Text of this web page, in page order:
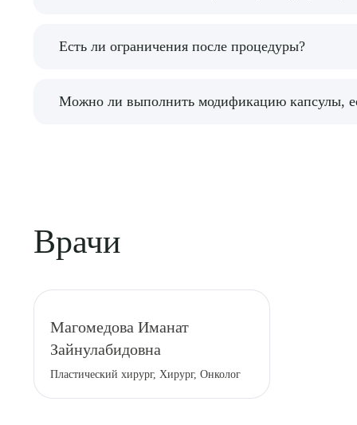
Процедура проводится под местной или общей
Есть ли ограничения после процедуры?
После операции пациенту следует соблюдать
Можно ли выполнить модификацию капсулы,
Врачи
Магомедова Иманат
Зайнулабидовна
Пластический хирург, Хирург, Онколог